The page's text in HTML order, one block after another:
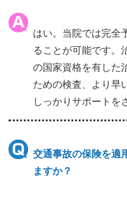
はい。当院では完全
ることが可能です。
の国家資格を有した
ための検査、より早
しっかりサポートを
交通事故の保険を適
ますか？